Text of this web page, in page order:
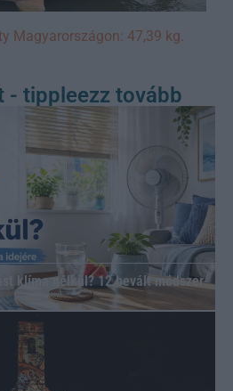
Magyarországon: 47,39 kg.
- tippleezz tovább
klíma nélkül? 12 bevált módszer